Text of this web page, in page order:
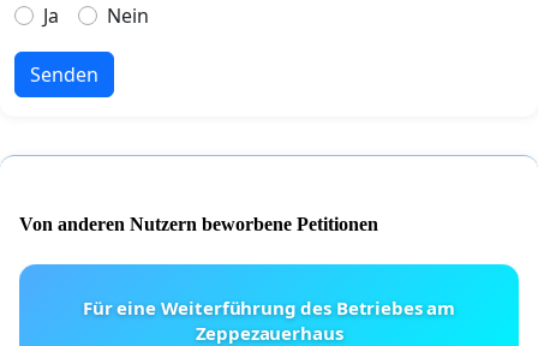
Ja
Nein
Senden
Von anderen Nutzern beworbene Petitionen
Für eine Weiterführung des Betriebes am
Zeppezauerhaus